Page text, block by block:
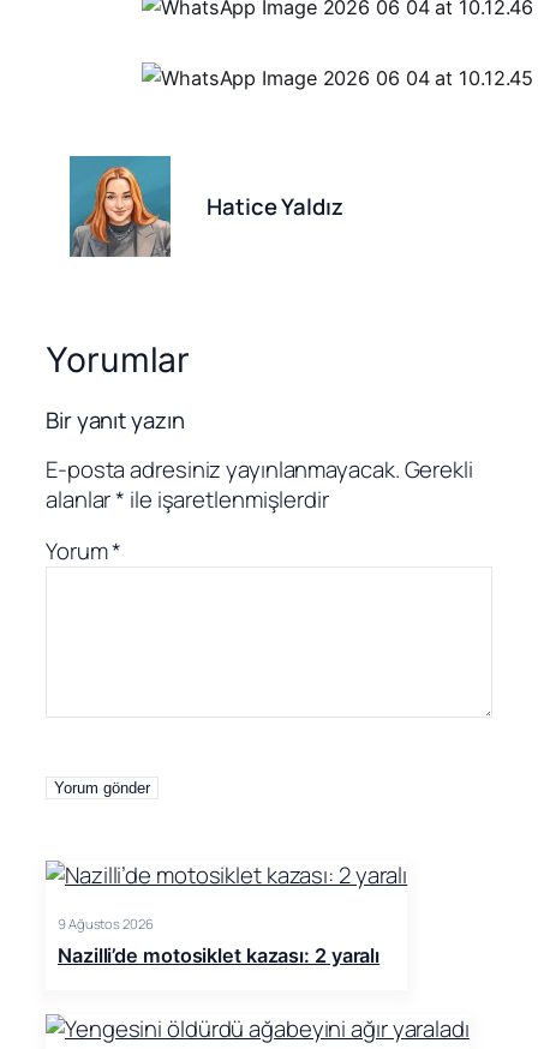
Hatice Yaldız
Yorumlar
Bir yanıt yazın
E-posta adresiniz yayınlanmayacak.Gerekli
alanlar* ile işaretlenmişlerdir
Yorum*
9 Ağustos 2026
Nazilli’de motosiklet kazası: 2 yaralı